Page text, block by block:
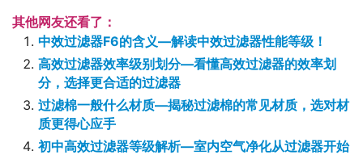
其他网友还看了：
中效过滤器F6的含义—解读中效过滤器性能等级！
高效过滤器效率级别划分—看懂高效过滤器的效率划
分，选择更合适的过滤器
过滤棉一般什么材质—揭秘过滤棉的常见材质，选对材
质更得心应手
初中高效过滤器等级解析—室内空气净化从过滤器开始